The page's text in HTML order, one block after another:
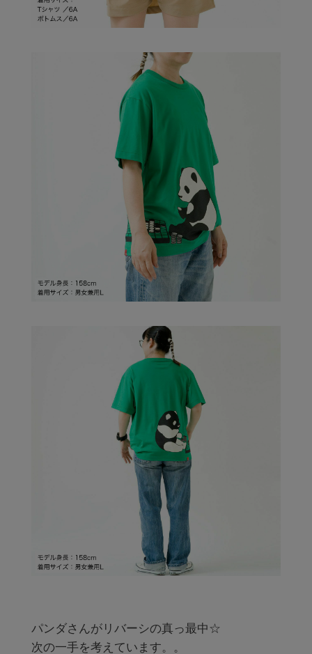
パンダさんがリバーシの真っ最中☆
次の一手を考えています。。